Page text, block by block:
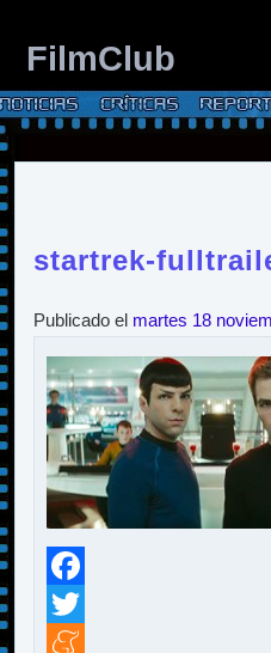
FilmClub
startrek-
Publicado el martes 18
Facebook
Twitter